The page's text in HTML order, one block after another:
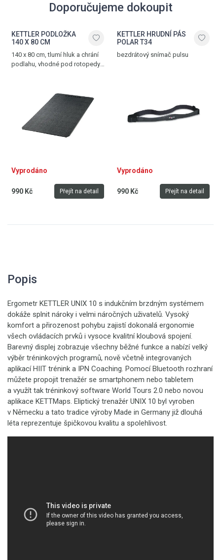
Doporučujeme dokoupit
KETTLER PODLOŽKA
140 X 80 CM
140 x 80 cm, tlumí hluk a chrání
podlahu, vhodné pod rotopedy,
Vyprodáno
990 Kč Přejít na detail
KETTLER HRUDNÍ PÁS
POLAR T34
bezdrátový snímač pulsu
Vyprodáno
990 Kč Přejít na detail
Popis
Ergometr KETTLER UNIX 10 s indukčním brzdným systémem
dokáže splnit nároky i velmi náročných uživatelů. Vysoký
komfort a přirozenost pohybu zajistí dokonalá ergonomie
všech ovládacích prvků i vysoce kvalitní kloubová spojení.
Barevný displej zobrazuje všechny běžné funkce a nabízí velký
výběr tréninkových programů, nově včetně integrovaných
aplikací HIIT trénink a IPN Coaching. Pomocí Bluetooth rozhraní
můžete propojit trenažér se smartphonem nebo tabletem
a využít tak tréninkový software World Tours 2.0 nebo novou
aplikace KETTMaps. Eliptický trenažér UNIX 10 byl vyroben
v Německu a tato tradice výroby Made in Germany již dlouhá
léta reprezentuje špičkovou kvalitu a spolehlivost.